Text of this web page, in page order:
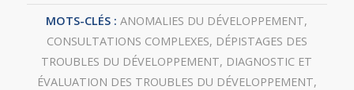
MOTS-CLÉS : ANOMALIES DU DÉVELOPPEMENT,
CONSULTATIONS COMPLEXES, DÉPISTAGES DES
TROUBLES DU DÉVELOPPEMENT, DIAGNOSTIC ET
ÉVALUATION DES TROUBLES DU DÉVELOPPEMENT,